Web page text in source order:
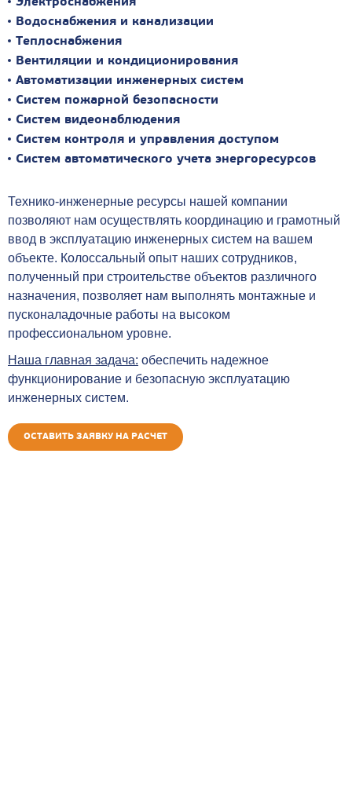
Водоснабжения и канализации
Теплоснабжения
Вентиляции и кондиционирования
Автоматизации инженерных систем
Систем пожарной безопасности
Систем видеонаблюдения
Систем контроля и управления доступом
Систем автоматического учета энергоресурсов
Технико-инженерные ресурсы нашей компании
позволяют нам осуществлять координацию и грамотный
ввод в эксплуатацию инженерных систем на вашем
объекте. Колоссальный опыт наших сотрудников,
полученный при строительстве объектов различного
назначения, позволяет нам выполнять монтажные и
пусконаладочные работы на высоком
профессиональном уровне.
Наша главная задача: обеспечить надежное
функционирование и безопасную эксплуатацию
инженерных систем.
ОСТАВИТЬ ЗАЯВКУ НА РАСЧЕТ